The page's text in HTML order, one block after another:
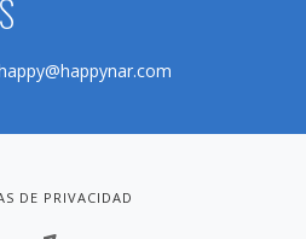
DE PRIVACIDAD